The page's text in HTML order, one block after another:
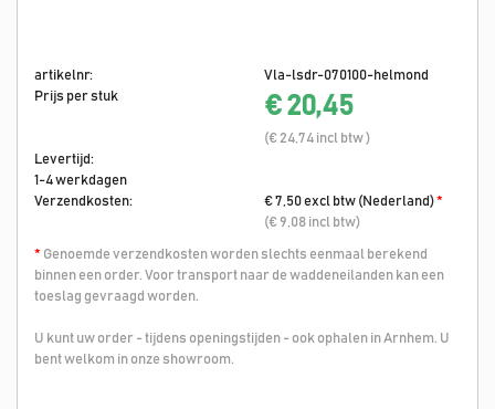
artikelnr:
Vla-lsdr-070100-helmond
Prijs per stuk
€ 20,45
(€ 24,74 incl btw )
Levertijd:
1-4 werkdagen
Verzendkosten:
€ 7,50 excl btw (Nederland)*
(€ 9,08 incl btw)
* Genoemde verzendkosten worden slechts eenmaal berekend
binnen een order. Voor transport naar de waddeneilanden kan een
toeslag gevraagd worden.
U kunt uw order - tijdens openingstijden - ook ophalen in Arnhem. U
bent welkom in onze showroom.